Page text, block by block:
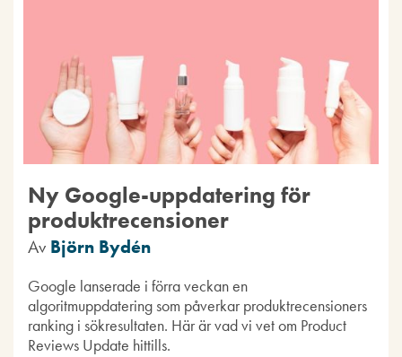
Ny Google-uppdatering för
produktrecensioner
Av Björn Bydén
Google lanserade i förra veckan en
algoritmuppdatering som påverkar produktrecensioners
ranking i sökresultaten. Här är vad vi vet om Product
Reviews Update hittills.